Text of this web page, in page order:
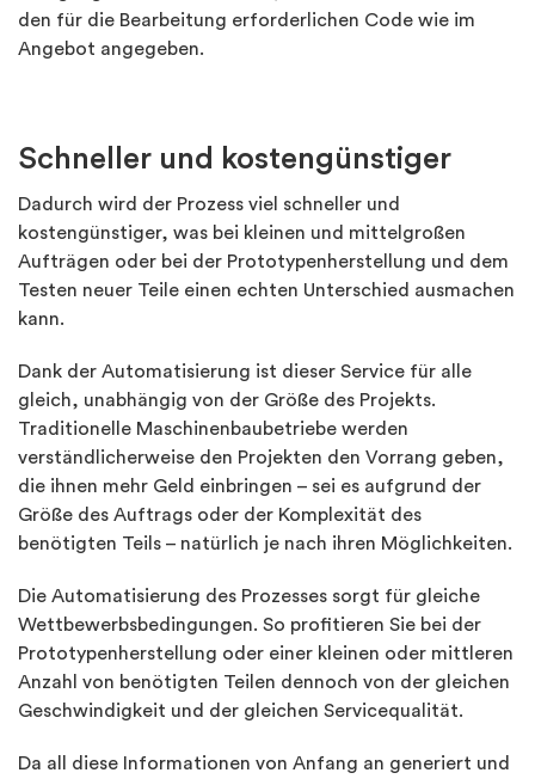
den für die Bearbeitung erforderlichen Code wie im
Angebot angegeben.
Schneller und kostengünstiger
Dadurch wird der Prozess viel schneller und
kostengünstiger, was bei kleinen und mittelgroßen
Aufträgen oder bei der Prototypenherstellung und dem
Testen neuer Teile einen echten Unterschied ausmachen
kann.
Dank der Automatisierung ist dieser Service für alle
gleich, unabhängig von der Größe des Projekts.
Traditionelle Maschinenbaubetriebe werden
verständlicherweise den Projekten den Vorrang geben,
die ihnen mehr Geld einbringen – sei es aufgrund der
Größe des Auftrags oder der Komplexität des
benötigten Teils – natürlich je nach ihren Möglichkeiten.
Die Automatisierung des Prozesses sorgt für gleiche
Wettbewerbsbedingungen. So profitieren Sie bei der
Prototypenherstellung oder einer kleinen oder mittleren
Anzahl von benötigten Teilen dennoch von der gleichen
Geschwindigkeit und der gleichen Servicequalität.
Da all diese Informationen von Anfang an generiert und